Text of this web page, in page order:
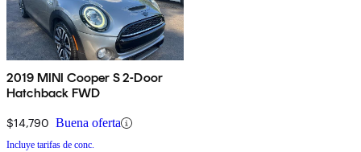
2019 MINI Cooper S 2-Door
Hatchback FWD
$14,790 Buena oferta
Incluye tarifas de conc.